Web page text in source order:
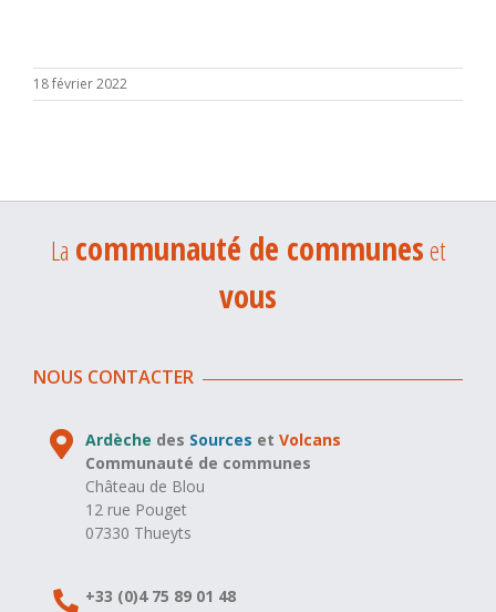
18 février 2022
La communauté de communeset
vous
NOUS CONTACTER
Ardèche des Sources etVolcans
Communauté de communes
Château de Blou
12 rue Pouget
07330 Thueyts
+33 (0)4 75 89 01 48